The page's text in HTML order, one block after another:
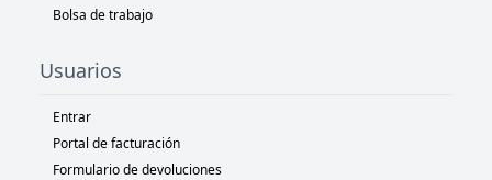
Bolsa de trabajo
Usuarios
Entrar
Portal de facturación
Formulario de devoluciones